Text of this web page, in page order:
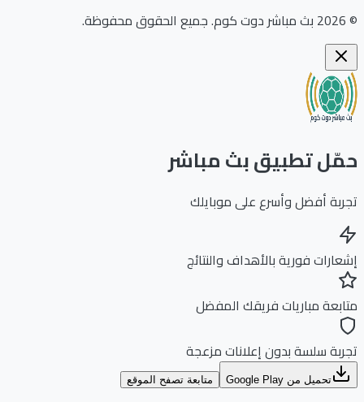
بث مباشر دوت كوم.جميع الحقوق محفوظة.
تطبيق بث مباشر
أفضل وأسرع على موبايلك
فورية بالأهداف والنتائج
مباريات فريقك المفضل
سلسة بدون إعلانات مزعجة
تحميل من Google Play متابعة تصفح الموقع